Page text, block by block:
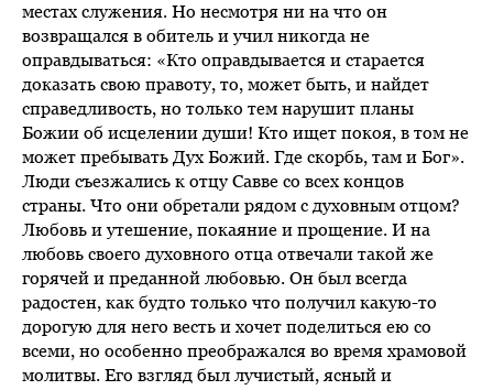
местах служения. Но несмотря ни на что он
возвращался в обитель и учил никогда не
оправдываться: «Кто оправдывается и старается
доказать свою правоту, то, может быть, и найдет
справедливость, но только тем нарушит планы
Божии об исцелении души! Кто ищет покоя, в том не
может пребывать Дух Божий. Где скорбь, там и Бог».
Люди съезжались к отцу Савве со всех концов
страны. Что они обретали рядом с духовным отцом?
Любовь и утешение, покаяние и прощение. И на
любовь своего духовного отца отвечали такой же
горячей и преданной любовью. Он был всегда
радостен, как будто только что получил какую-то
дорогую для него весть и хочет поделиться ею со
всеми, но особенно преображался во время храмовой
молитвы. Его взгляд был лучистый, ясный и